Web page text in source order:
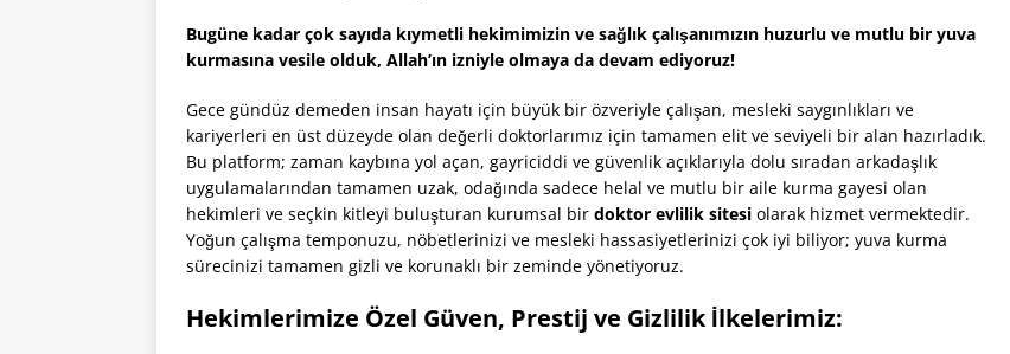
Bugüne kadar çok sayıda kıymetli hekimimizin ve sağlık çalışanımızın huzurlu ve mutlu bir yuva
kurmasına vesile olduk, Allah’ın izniyle olmaya da devam ediyoruz!
Gece gündüz demeden insan hayatı için büyük bir özveriyle çalışan, mesleki saygınlıkları ve
kariyerleri en üst düzeyde olan değerli doktorlarımız için tamamen elit ve seviyeli bir alan hazırladık.
Bu platform; zaman kaybına yol açan, gayriciddi ve güvenlik açıklarıyla dolu sıradan arkadaşlık
uygulamalarından tamamen uzak, odağında sadece helal ve mutlu bir aile kurma gayesi olan
hekimleri ve seçkin kitleyi buluşturan kurumsal bir doktor evlilik sitesi olarak hizmet vermektedir.
Yoğun çalışma temponuzu, nöbetlerinizi ve mesleki hassasiyetlerinizi çok iyi biliyor; yuva kurma
sürecinizi tamamen gizli ve korunaklı bir zeminde yönetiyoruz.
Hekimlerimize Özel Güven, Prestij ve Gizlilik İlkelerimiz: